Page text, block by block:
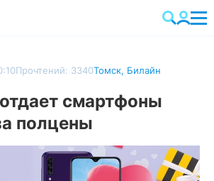
Прочтений: 3340Томск, Билайн
смартфоны
полцены